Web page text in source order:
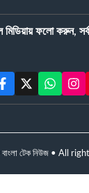
মিডিয়ায় ফলো করুন,
টেক নিউজ • All